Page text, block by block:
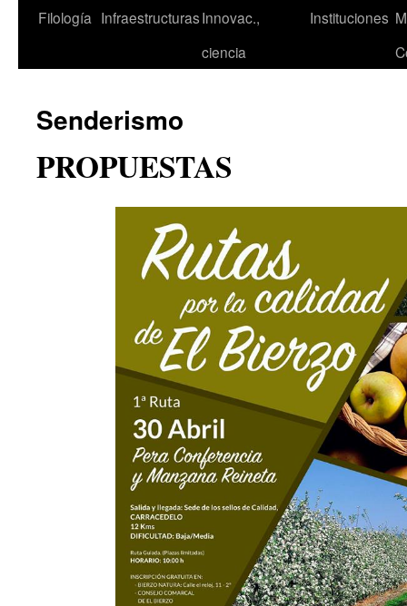
contenido
Filología InfraestructurasInnovac.,
ciencia
Instituciones
Senderismo
PROPUESTAS